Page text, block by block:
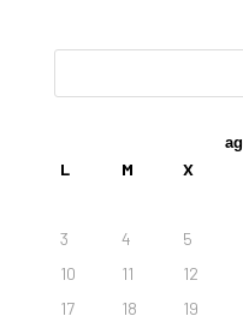
L M X
3
4 5
10
11 12
17
18 19